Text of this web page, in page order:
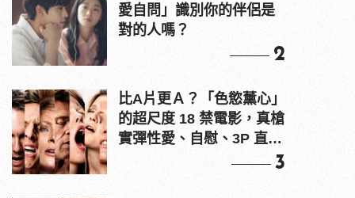
愛自問」識別你的伴侶是
對的人嗎？
2
比A片更Ａ？「色慾薰心」
的超尺度 18 禁電影，真槍
實彈性愛、自慰、3P 直接
3